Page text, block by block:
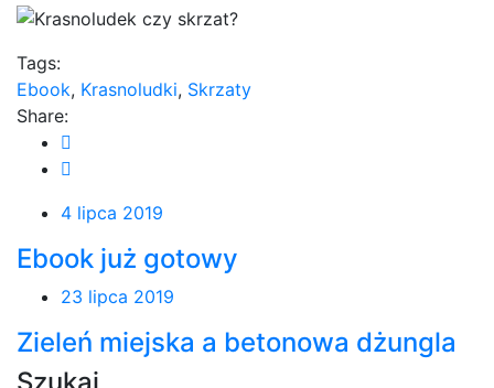
Tags:
Ebook, Krasnoludki, Skrzaty
Share:
4 lipca 2019
Ebook już gotowy
23 lipca 2019
Zieleń miejska a betonowa dżungla